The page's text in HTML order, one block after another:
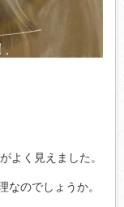
よく見えました。
なのでしょうか。